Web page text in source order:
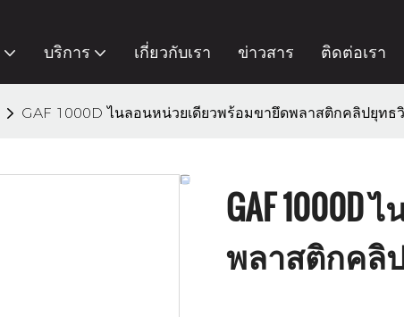
บริการ เกี่ยวกับเรา ข่าวสาร ติดต่อเรา
GAF 1000D ไนลอนหน่วยเดียวพร้อมขายึดพลาสติกคลิปยุทธ
GAF
พลาสติกคลิ